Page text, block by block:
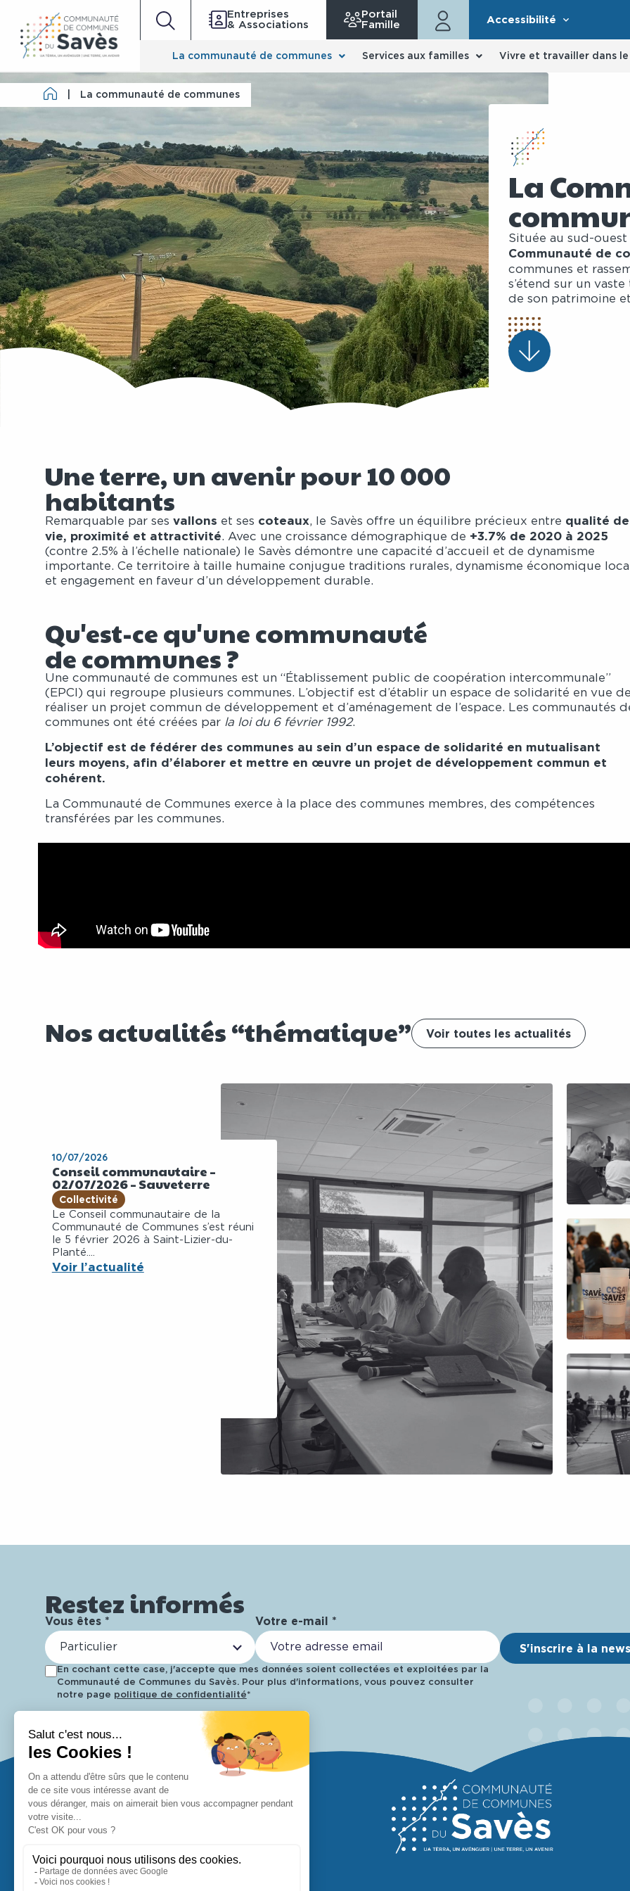
Entreprises
& Associations
Portail
Famille
Accessibilité
La communauté de communes Services aux familles Vivre et travailler dans le
La communauté de communes
La
Située au sud-
Communauté de
communes et
s’étend sur un
de son patrimoine
Une terre, un avenir pour 10 000
habitants
Remarquable par ses vallons et ses coteaux, le Savès offre un équilibre précieux entre qualité de
vie, proximité et attractivité. Avec une croissance démographique de +3.7% de 2020 à 2025
(contre 2.5% à l’échelle nationale) le Savès démontre une capacité d’accueil et de dynamisme
importante. Ce territoire à taille humaine conjugue traditions rurales, dynamisme économique
et engagement en faveur d’un développement durable.
Qu'est-ce qu'une communauté
de communes ?
Une communauté de communes est un “Établissement public de coopération intercommunale”
(EPCI) qui regroupe plusieurs communes. L’objectif est d’établir un espace de solidarité en vue
réaliser un projet commun de développement et d’aménagement de l’espace. Les communautés
communes ont été créées parla loi du 6 février 1992.
L’objectif est de fédérer des communes au sein d’un espace de solidarité en mutualisant
leurs moyens, afin d’élaborer et mettre en œuvre un projet de développement commun et
cohérent.
La Communauté de Communes exerce à la place des communes membres, des compétences
transférées par les communes.
Nos actualités “thématique” Voir toutes les actualités
10/07/2026
Conseil communautaire –
02/07/2026 – Sauveterre
Collectivité
Le Conseil communautaire de la
Communauté de Communes s’est réuni
le 5 février 2026 à Saint-Lizier-du-
Planté....
Voir l’actualité
Restez informés
Vous êtes *
Particulier
Votre e-mail *
S'inscrire à la
En cochant cette case, j'accepte que mes données soient collectées et exploitées par la
Communauté de Communes du Savès. Pour plus d'informations, vous pouvez consulter
notre page politique de confidentialité*
Retrouvez-nous !
37 Avenue de la Gailloue
32220 Lombez
contact@ccsaves32.fr